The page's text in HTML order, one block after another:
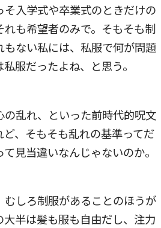
そ入学式や卒業式のときだけの
も希望者のみで。そもそも制
ない私には、私服で何が問題
服だったよね、と思う。
乱れ、といった前時代的呪文
、そもそも乱れの基準ってだ
見当違いなんじゃないのか。
しろ制服があることのほうが
大半は髪も服も自由だし、注力